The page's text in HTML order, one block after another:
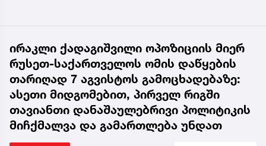
ირაკლი ქადაგიშვილი ოპოზიციის მიერ
რუსეთ-საქართველოს ომის დაწყების
თარიღად 7 აგვისტოს გამოცხადებაზე:
ასეთი მიდგომებით, პირველ რიგში
თავიანთი დანაშაულებრივი პოლიტიკის
მიჩქმალვა და გამართლება უნდათ